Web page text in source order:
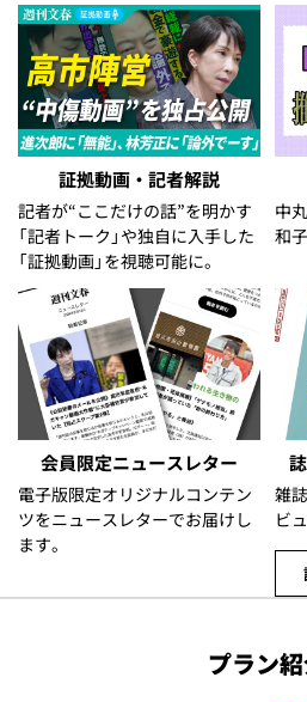
証拠動画・記者解説
記者が“ここだけの話”を明かす
「記者トーク」や独自に入手した
「証拠動画」を視聴可能に。
中
和
会員限定ニュースレター
電子版限定オリジナルコンテン
ツをニュースレターでお届けし
ます。
雑
ビ
プラン